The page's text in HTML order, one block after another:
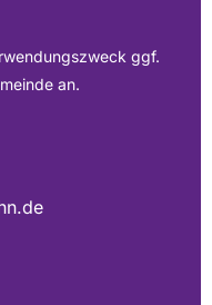
ggf.
an.